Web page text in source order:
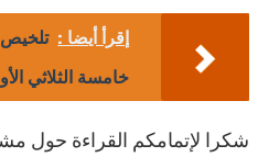
إقرأ أيضا :
خامسة الثلاثي
شكرا لإتمامكم القراءة حول